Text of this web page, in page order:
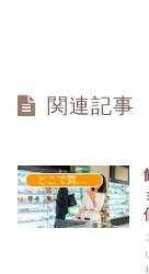
関連記事